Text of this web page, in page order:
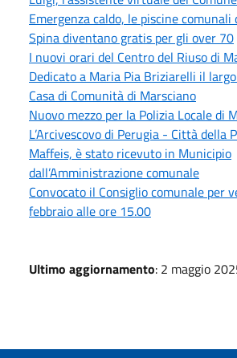
Emergenza caldo, le piscine comunali
Spina diventano gratis per gli over 70
I nuovi orari del Centro del Riuso di
Dedicato a Maria Pia Briziarelli il
Casa di Comunità di Marsciano
Nuovo mezzo per la Polizia Locale di
L’Arcivescovo di Perugia - Città della
Maffeis, è stato ricevuto in Municipio
dall’Amministrazione comunale
Convocato il Consiglio comunale per
febbraio alle ore 15.00
Ultimo aggiornamento: 2 maggio